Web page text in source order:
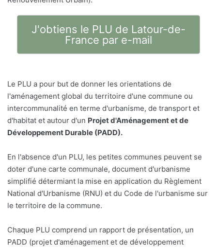
J'obtiens le PLU de Latour-de-
France par e-mail
Le PLU a pour but de donner les orientations de
l'aménagement global du territoire d'une commune ou
intercommunalité en terme d'urbanisme, de transport et
d'habitat et autour d'un Projet d'Aménagement et de
Développement Durable (PADD).
En l'absence d'un PLU, les petites communes peuvent se
doter d'une carte communale, document d'urbanisme
simplifié détermiant la mise en application du Règlement
National d'Urbanisme (RNU) et du Code de l'urbanisme sur
le territoire de la commune.
Chaque PLU comprend un rapport de présentation, un
PADD (projet d'aménagement et de développement